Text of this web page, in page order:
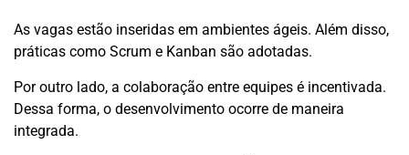
As vagas estão inseridas em ambientes ágeis. Além disso,
práticas como Scrum e Kanban são adotadas.
Por outro lado, a colaboração entre equipes é incentivada.
Dessa forma, o desenvolvimento ocorre de maneira
integrada.